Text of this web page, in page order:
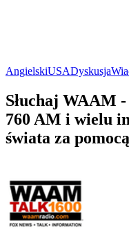
AngielskiUSADyskusja
Słuchaj WAAM
760 AM i wielu
świata za